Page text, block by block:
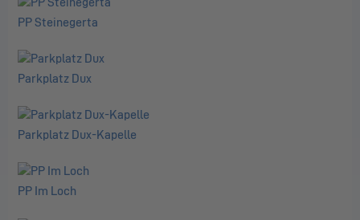
PP Steinegerta
Parkplatz Dux
Parkplatz Dux-Kapelle
PP Im Loch